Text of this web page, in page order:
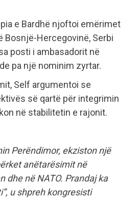
e Bardhë njoftoi emërimet
Bosnjë-Hercegovinë, Serbi
posti i ambasadorit në
pa një nominim zyrtar.
Self argumentoi se
së qartë për integrimin
në stabilitetin e rajonit.
Perëndimor, ekziston një
anëtarësimit në
dhe në NATO. Prandaj ka
u shpreh kongresisti